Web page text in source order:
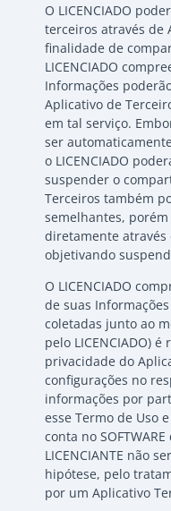
O LICENCIADO
terceiros através de
finalidade de
LICENCIADO
Informações
Aplicativo de
em tal serviço.
ser
o LICENCIADO
suspender o
Terceiros também
semelhantes,
diretamente através
objetivando
O LICENCIADO
de suas
coletadas junto ao
pelo LICENCIADO)
privacidade do
configurações no
informações por
esse Termo de Uso
conta no SOFTWARE
LICENCIANTE não
hipótese, pelo
por um Aplicativo